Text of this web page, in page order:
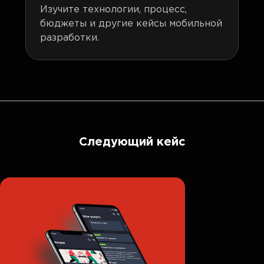
Изучите технологии, процесс,
бюджеты и другие кейсы мобильной
разработки.
Следующий кейс